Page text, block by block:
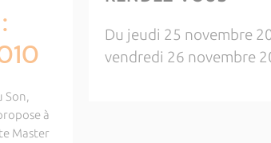
Son,
à
Master
Du jeudi 25 novembre
vendredi 26 novembre